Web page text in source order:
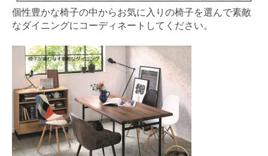
個性豊かな椅子の中からお気に入りの椅子を選んで素敵
なダイニングにコーディネートしてください。